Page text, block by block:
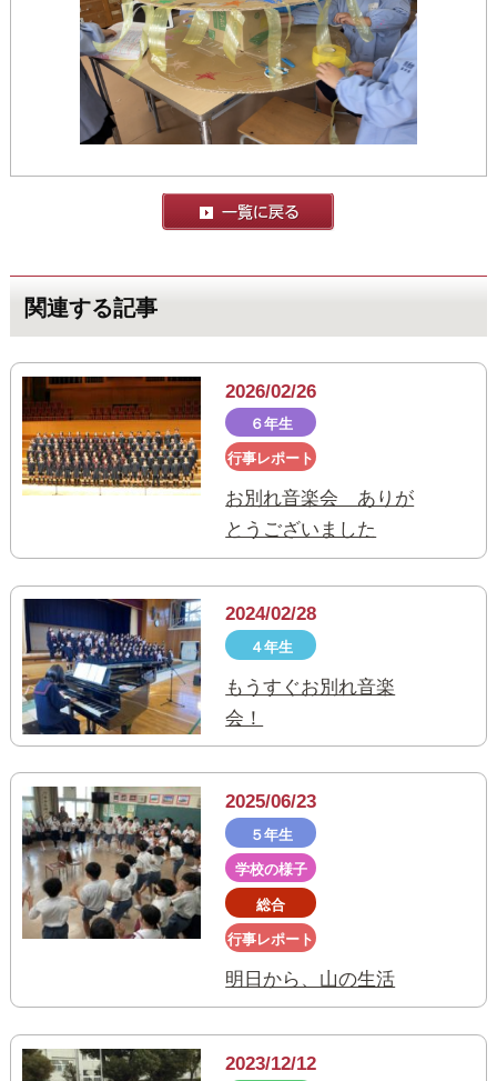
関連する記事
2026/02/26
６年生
行事レポート
お別れ音楽会 ありが
とうございました
2024/02/28
４年生
もうすぐお別れ音楽
会！
2025/06/23
５年生
学校の様子
総合
行事レポート
明日から、山の生活
2023/12/12